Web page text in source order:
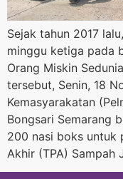
Sejak tahun 2017
minggu ketiga pada
Orang Miskin
tersebut, Senin, 18
Kemasyarakatan
Bongsari Semarang
200 nasi boks untuk
Akhir (TPA) Sampah